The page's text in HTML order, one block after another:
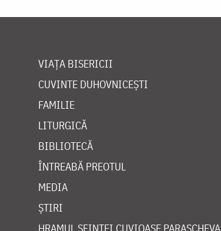
VIAȚA BISERICII
CUVINTE DUHOVNICEȘTI
FAMILIE
LITURGICĂ
BIBLIOTECĂ
ÎNTREABĂ PREOTUL
MEDIA
ȘTIRI